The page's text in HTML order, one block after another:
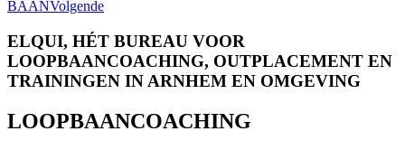
BAANVolgende
ELQUI, HÉT BUREAU VOOR
LOOPBAANCOACHING, OUTPLACEMENT EN
TRAININGEN IN ARNHEM EN OMGEVING
LOOPBAANCOACHING